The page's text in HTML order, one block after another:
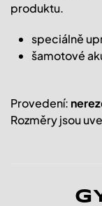
produktu.
speciálně
šamotové
Provedení:
Rozměry jsou